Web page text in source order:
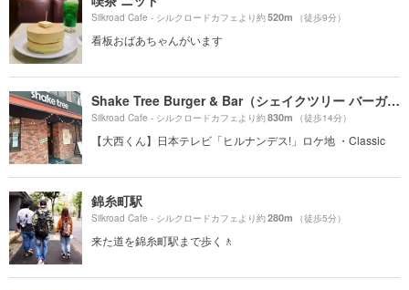
Silkroad Cafe - シルクロードカフェより約520m （徒歩9分）
看板おばあちゃんがいます
Shake Tree Burger & Bar（シェイクツリー バーガー＆バー）
Silkroad Cafe - シルクロードカフェより約830m （徒歩14分）
【大西くん】日本テレビ「ヒルナンデス!」ロケ地 ・Classic
錦糸町駅
Silkroad Cafe - シルクロードカフェより約280m （徒歩5分）
来た道を錦糸町駅まで歩く🚶